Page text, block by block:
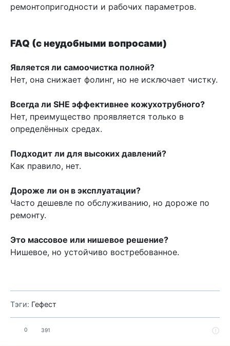
ремонтопригодности и рабочих параметров.
FAQ (с неудобными вопросами)
Является ли самоочистка полной?
Нет, она снижает фолинг, но не исключает чистку.
Всегда ли SHE эффективнее кожухотрубного?
Нет, преимущество проявляется только в
определённых средах.
Подходит ли для высоких давлений?
Как правило, нет.
Дороже ли он в эксплуатации?
Часто дешевле по обслуживанию, но дороже по
ремонту.
Это массовое или нишевое решение?
Нишевое, но устойчиво востребованное.
Тэги: Гефест
0 391